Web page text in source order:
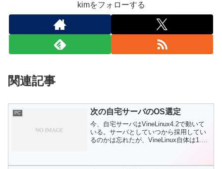
kimをフォローする
関連記事
PC 次の自宅サーバのOS選定
今、自宅サーバはVineLinux4.2で動いて
いる。サーバとしていつから採用してい
るのかは忘れたが、VineLinux自体は1.1
ディアにこだわり、最近ではaptを...